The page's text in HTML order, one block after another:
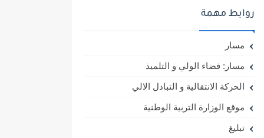
روابط مهمة
مسار
مسار: فضاء الولي و التلميذ
الحركة الانتقالية و التبادل الالي
موقع الوزارة التربية الوطنية
تبليغ